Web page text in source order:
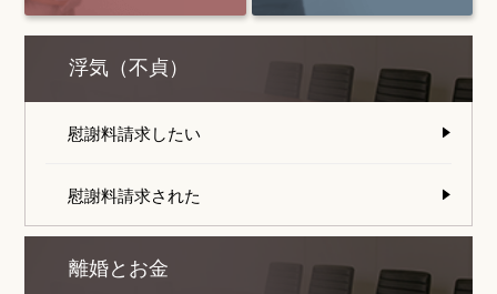
浮気（不貞）
慰謝料請求したい
慰謝料請求された
離婚とお金